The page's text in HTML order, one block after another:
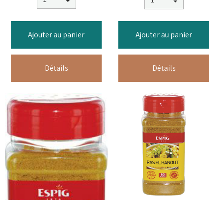
Ajouter au panier
Détails
Ajouter au panier
Détails